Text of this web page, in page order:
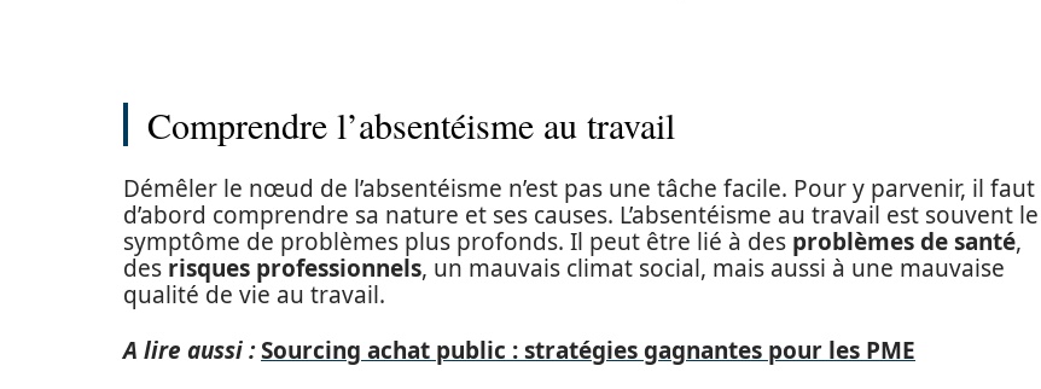
Comprendre l’absentéisme au travail
Démêler le nœud de l’absentéisme n’est pas une tâche facile. Pour y parvenir, il faut
d’abord comprendre sa nature et ses causes. L’absentéisme au travail est souvent le
symptôme de problèmes plus profonds. Il peut être lié à des problèmes de santé,
des risques professionnels, un mauvais climat social, mais aussi à une mauvaise
qualité de vie au travail.
A lire aussi :Sourcing achat public : stratégies gagnantes pour les PME